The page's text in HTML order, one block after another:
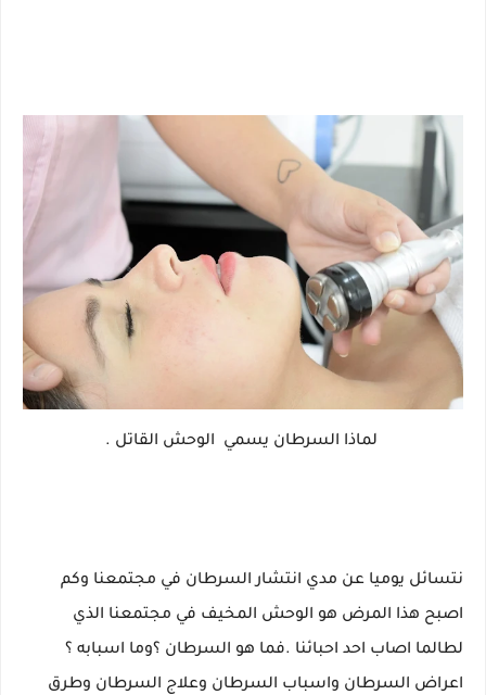
لماذا السرطان يسمي الوحش القاتل .
نتسائل يوميا عن مدي انتشار السرطان في مجتمعنا وكم
اصبح هذا المرض هو الوحش المخيف في مجتمعنا الذي
لطالما اصاب احد احبائنا .فما هو السرطان ؟وما اسبابه ؟
اعراض السرطان واسباب السرطان وعلاج السرطان وطرق